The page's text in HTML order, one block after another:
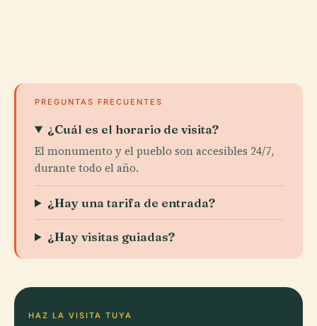
PREGUNTAS FRECUENTES
¿Cuál es el horario de visita?
El monumento y el pueblo son accesibles 24/7,
durante todo el año.
¿Hay una tarifa de entrada?
¿Hay visitas guiadas?
HAZ LA VISITA TUYA